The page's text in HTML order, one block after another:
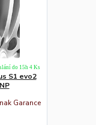
S1 evo2
Garance
do 15h 4 Ks